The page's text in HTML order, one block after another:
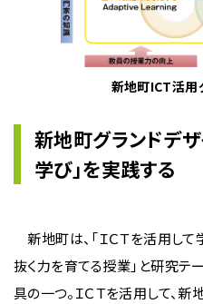
新地町ICT活用
新地町グランドデザ
学び」を実践する
新地町は、「ＩＣＴを活用し
抜く力を育てる授業」と研究テ
具の一つ。ＩＣＴを活用して、